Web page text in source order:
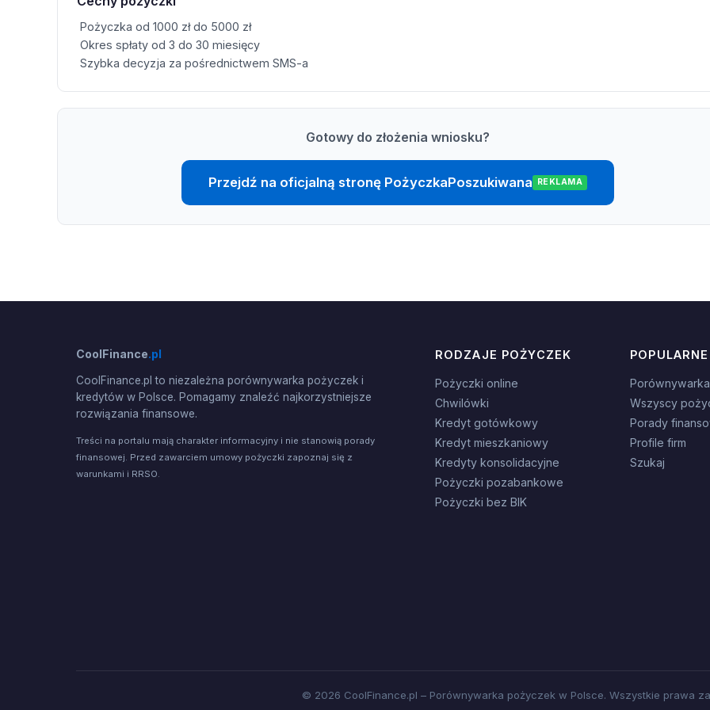
Pożyczka od 1000 zł do 5000 zł
Okres spłaty od 3 do 30 miesięcy
Szybka decyzja za pośrednictwem SMS-a
Gotowy do złożenia wniosku?
Przejdź na oficjalną stronę PożyczkaPoszukiwana REKLAMA
CoolFinance.pl
CoolFinance.pl to niezależna porównywarka pożyczek i
kredytów w Polsce. Pomagamy znaleźć najkorzystniejsze
rozwiązania finansowe.
Treści na portalu mają charakter informacyjny i nie stanowią porady
finansowej. Przed zawarciem umowy pożyczki zapoznaj się z
warunkami i RRSO.
RODZAJE POŻYCZEK
Pożyczki online
Chwilówki
Kredyt gotówkowy
Kredyt mieszkaniowy
Kredyty konsolidacyjne
Pożyczki pozabankowe
Pożyczki bez BIK
Wszyscy
Porady
Profile firm
Szukaj
© 2026 CoolFinance.pl – Porównywarka pożyczek w Polsce. Wszystkie prawa